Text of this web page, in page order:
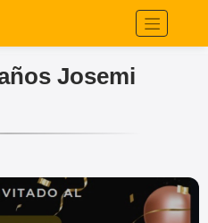
Josemi